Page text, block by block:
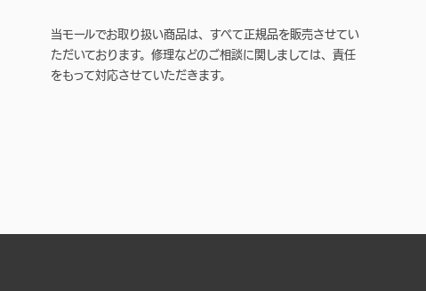
当モールでお取り扱い商品は、すべて正規品を販売させてい
ただいております。修理などのご相談に関しましては、責任
をもって対応させていただきます。